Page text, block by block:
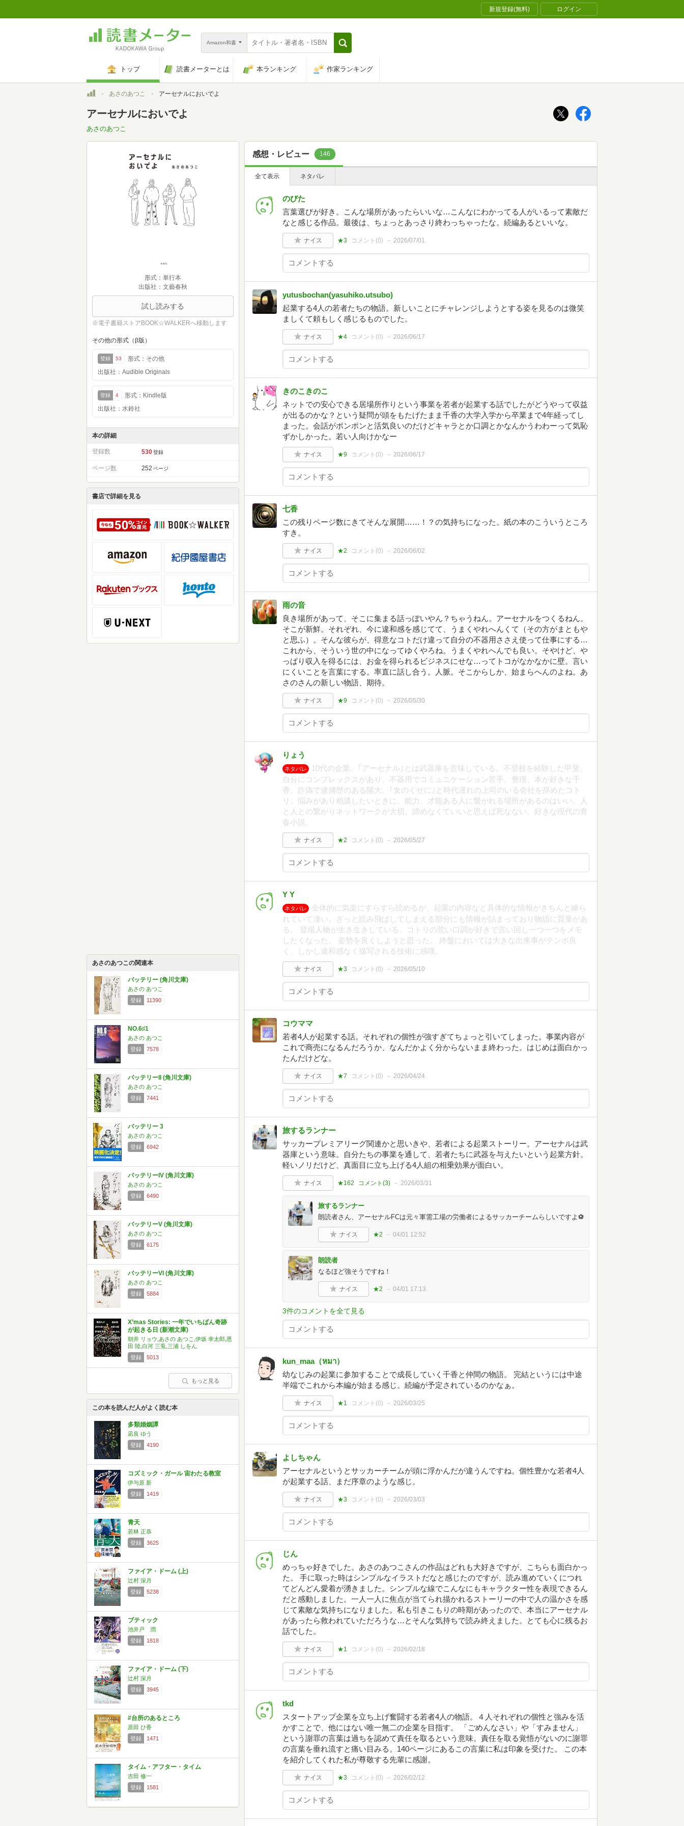
新規登録(無料) ログイン
Amazon和書
トップ 読書メーターとは 本ランキング 作家ランキング
トップあさのあつこ アーセナルにおいでよ
アーセナルにおいでよ
あさのあつこ
形式：単行本
出版社：文藝春秋
試し読みする
※電子書籍ストアBOOK☆WALKERへ移動します
その他の形式（β版）
登録 53
形式：その他
出版社：Audible Originals
登録 4
形式：Kindle版
出版社：水鈴社
本の詳細
登録数 530 登録
ページ数 252 ページ
書店で詳細を見る
あさのあつこの関連本
バッテリー (角川文庫)
あさの あつこ
登録
11390
NO.6♯1
あさの あつこ
登録
7578
バッテリーII (角川文庫)
あさの あつこ
登録
7441
バッテリー 3
あさの あつこ
登録
6942
バッテリーIV (角川文庫)
あさの あつこ
登録
6490
バッテリーV (角川文庫)
あさの あつこ
登録
6175
バッテリーVI (角川文庫)
あさの あつこ
登録
5884
X’mas Stories: 一年でいちばん奇跡
が起きる日 (新潮文庫)
朝井 リョウ,あさの あつこ,伊坂 幸太郎,恩
田 陸,白河 三兎,三浦 しをん
登録
5013
もっと見る
この本を読んだ人がよく読む本
多類婚姻譚
凪良 ゆう
登録
4190
コズミック・ガール 宙わたる教室
伊与原 新
登録
1419
青天
若林 正恭
登録
3625
ファイア・ドーム (上)
辻村 深月
登録
5238
ブティック
池井戸 潤
登録
1818
ファイア・ドーム (下)
辻村 深月
登録
3945
#台所のあるところ
原田 ひ香
登録
1471
タイム・アフター・タイム
吉田 修一
登録
1581
感想・レビュー 146
全て表示 ネタバレ
のびた
言葉選びが好き。こんな場所があったらいいな…こんなにわかってる人がいるって素敵だ
なと感じる作品。最後は、ちょっとあっさり終わっちゃったな。続編あるといいな。
ナイス ★3 コメント(0) 2026/07/01
yutusbochan(yasuhiko.utsubo)
起業する4人の若者たちの物語。新しいことにチャレンジしようとする姿を見るのは微笑
ましくて頼もしく感じるものでした。
ナイス ★4 コメント(0) 2026/06/17
きのこきのこ
ネットでの安心できる居場所作りという事業を若者が起業する話でしたがどうやって収益
が出るのかな？という疑問が頭をもたげたまま千香の大学入学から卒業まで4年経ってし
まった。会話がポンポンと活気良いのだけどキャラとか口調とかなんかうわわーって気恥
ずかしかった。若い人向けかなー
ナイス ★9 コメント(0) 2026/06/17
七香
この残りページ数にきてそんな展開……！？の気持ちになった。紙の本のこういうところ
すき。
ナイス ★2 コメント(0) 2026/06/02
雨の音
良き場所があって、そこに集まる話っぽいやん？ちゃうねん。アーセナルをつくるねん。
そこが新鮮。それぞれ、今に違和感を感じてて、うまくやれへんくて（その方がまともや
と思ふ）。そんな彼らが、得意なコトだけ違って自分の不器用ささえ使って仕事にする…
これから、そういう世の中になってゆくやろね。うまくやれへんでも良い。そやけど、や
っぱり収入を得るには、お金を得られるビジネスにせな…ってトコがなかなかに壁。言い
にくいことを言葉にする。率直に話し合う。人脈。そこからしか、始まらへんのよね。あ
さのさんの新しい物語、期待。
ナイス ★9 コメント(0) 2026/05/30
りょう
ネタバレ
10代の企業。｢アーセナル｣とは武器庫を意味している。不登校を経験した甲斐。
自分にコンプレックスがあり、不器用でコミュニケーション苦手、整理、本が好きな千
香。詐偽で逮捕歴のある陽大。｢女のくせに｣と時代遅れの上司のいる会社を辞めたコト
リ。悩みがあり相談したいときに、能力、才能ある人に繋がれる場所があるのはいい。人
と人との繋がりネットワークが大切。諦めなくていいと思えば死なない。好きな現代の青
春小説。
ナイス ★2 コメント(0) 2026/05/27
Y Y
ネタバレ
全体的に気楽にすらすら読めるが、起業の内容など具体的な情報がきちんと練ら
れていて凄い。ざっと読み飛ばしてしまえる部分にも情報が詰まっており物語に質量があ
る。 登場人物が生き生きしている。コトリの荒い口調が好きで言い回し一つ一つをメモ
したくなった。 姿勢を良くしようと思った。 終盤においては大きな出来事がテンポ良
く、しかし違和感なく描写される技術に感嘆。
ナイス ★3 コメント(0) 2026/05/10
コウママ
若者4人が起業する話。それぞれの個性が強すぎてちょっと引いてしまった。事業内容が
これで商売になるんだろうか、なんだかよく分からないまま終わった。はじめは面白かっ
たんだけどな。
ナイス ★7 コメント(0) 2026/04/24
旅するランナー
サッカープレミアリーグ関連かと思いきや、若者による起業ストーリー。アーセナルは武
器庫という意味。自分たちの事業を通して、若者たちに武器を与えたいという起業方針。
軽いノリだけど、真面目に立ち上げる4人組の相乗効果が面白い。
ナイス ★162 コメント(3) 2026/03/31
旅するランナー
朗読者さん、アーセナルFCは元々軍需工場の労働者によるサッカーチームらしいですよ⚽
ナイス ★2 04/01 12:52
朗読者
なるほど強そうですね！
ナイス ★2 04/01 17:13
3件のコメントを全て見る
kun_maa（หมา）
幼なじみの起業に参加することで成長していく千香と仲間の物語。 完結というには中途
半端でこれから本編が始まる感じ。続編が予定されているのかなぁ。
ナイス ★1 コメント(0) 2026/03/25
よしちゃん
アーセナルというとサッカーチームが頭に浮かんだが違うんですね。個性豊かな若者4人
が起業する話、まだ序章のような感じ。
ナイス ★3 コメント(0) 2026/03/03
じん
めっちゃ好きでした。あさのあつこさんの作品はどれも大好きですが、こちらも面白かっ
た。 手に取った時はシンプルなイラストだなと感じたのですが、読み進めていくにつれ
てどんどん愛着が湧きました。シンプルな線でこんなにもキャラクター性を表現できるん
だと感動しました。一人一人に焦点が当てられ描かれるストーリーの中で人の温かさを感
じて素敵な気持ちになりました。私も引きこもりの時期があったので、本当にアーセナル
があったら救われていただろうな…とそんな気持ちで読み終えました。とても心に残るお
話でした。
ナイス ★1 コメント(0) 2026/02/18
tkd
スタートアップ企業を立ち上げ奮闘する若者4人の物語。４人それぞれの個性と強みを活
かすことで、他にはない唯一無二の企業を目指す。 「ごめんなさい」や「すみません」
という謝罪の言葉は過ちを認めて責任を取るという意味。責任を取る覚悟がないのに謝罪
の言葉を垂れ流すと痛い目みる。140ページにあるこの言葉に私は印象を受けた。 この本
を紹介してくれた私が尊敬する先輩に感謝。
ナイス ★3 コメント(0) 2026/02/12